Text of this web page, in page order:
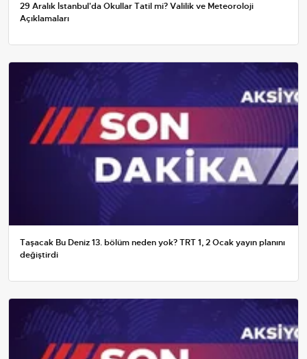
29 Aralık İstanbul'da Okullar Tatil mi? Valilik ve Meteoroloji
Açıklamaları
Taşacak Bu Deniz 13. bölüm neden yok? TRT 1, 2 Ocak yayın planını
değiştirdi